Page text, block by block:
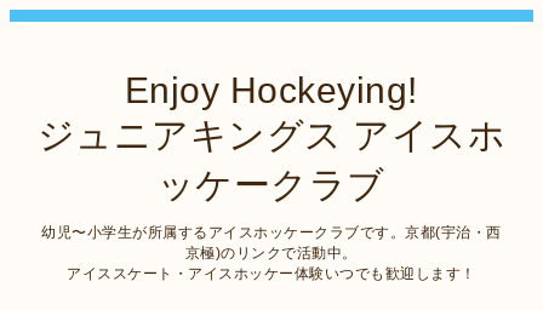
Enjoy Hockeying!
ジュニアキングス アイスホ
ッケークラブ
幼児〜小学生が所属するアイスホッケークラブです。京都(宇治・西
京極)のリンクで活動中。
アイススケート・アイスホッケー体験いつでも歓迎します！